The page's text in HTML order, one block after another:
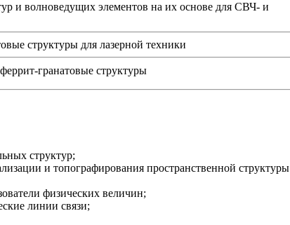
и волноведущих элементов на их основе для СВЧ- и
структуры для лазерной техники
гранатовые структуры
структур;
и топографирования пространственной структуры
физических величин;
линии связи;